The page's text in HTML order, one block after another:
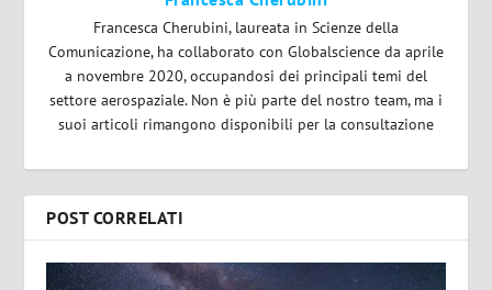
Francesca Cherubini, laureata in Scienze della
Comunicazione, ha collaborato con Globalscience da aprile
a novembre 2020, occupandosi dei principali temi del
settore aerospaziale. Non è più parte del nostro team, ma i
suoi articoli rimangono disponibili per la consultazione
POST CORRELATI